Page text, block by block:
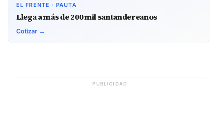
EL FRENTE · PAUTA
Llega a más de 200 mil santandereanos
Cotizar →
PUBLICIDAD